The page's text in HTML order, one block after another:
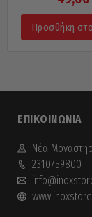
Προσθήκη
ΕΠΙΚΟΙΝΩΝΊΑ
Νέα
2310759800